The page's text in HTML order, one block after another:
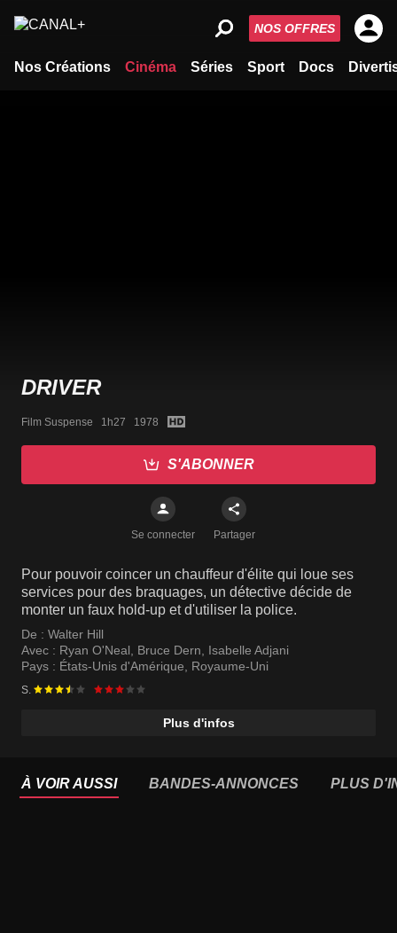
Nos Créations Cinéma Séries Sport Docs
NOS OFFRES
DRIVER
Film Suspense   1h27   1978
S'ABONNER
Se connecter Partager
Pour pouvoir coincer un chauffeur d'élite qui loue ses
services pour des braquages, un détective décide de
monter un faux hold-up et d'utiliser la police.
De : Walter Hill
Avec : Ryan O'Neal Bruce Dern
Isabelle Adjani
Pays : États-Unis d'Amérique Royaume-Uni
S.
Plus d'infos
À VOIR AUSSI BANDES-ANNONCES PLUS